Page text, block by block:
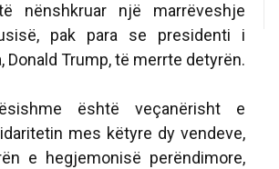
nënshkruar një marrëveshje
pak para se presidenti i
Trump, të merrte detyrën.
është veçanërisht e
mes këtyre dy vendeve,
e hegjemonisë perëndimore,